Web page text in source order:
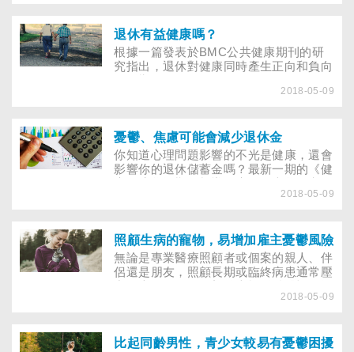
者反而擁有更高的生活滿意度。
退休有益健康嗎？
根據一篇發表於BMC公共健康期刊的研
究指出，退休對健康同時產生正向和負向
2018-05-09
憂鬱、焦慮可能會減少退休金
你知道心理問題影響的不光是健康，還會
影響你的退休儲蓄金嗎？最新一期的《健
員發現，心理健康問題對退休儲蓄有重大
2018-05-09
照顧生病的寵物，易增加雇主憂鬱風險
無論是專業醫療照顧者或個案的親人、伴
侶還是朋友，照顧長期或臨終病患通常壓
的研究指出，照顧長期重病或臨終的寵
2018-05-09
比起同齡男性，青少女較易有憂鬱困擾